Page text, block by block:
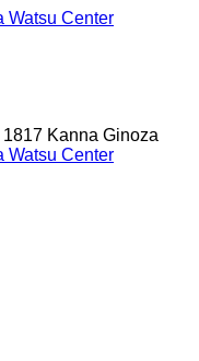
1817 Kanna Ginoza